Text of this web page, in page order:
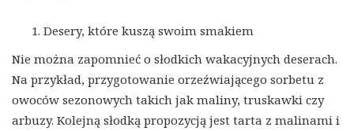
Desery, które kuszą swoim smakiem
Nie można zapomnieć o słodkich wakacyjnych deserach.
Na przykład, przygotowanie orzeźwiającego sorbetu z
owoców sezonowych takich jak maliny, truskawki czy
arbuzy. Kolejną słodką propozycją jest tarta z malinami i